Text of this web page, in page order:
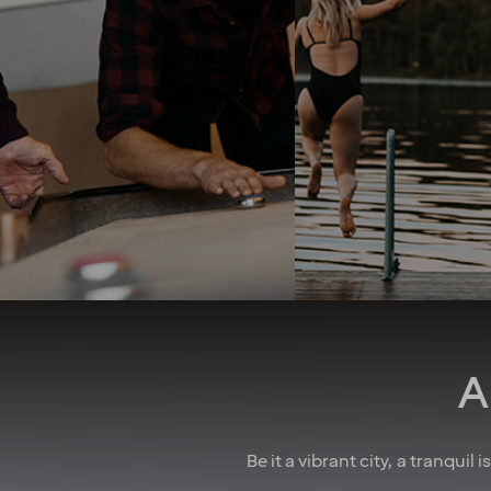
perform your tasks and solve
problems as they arise in the
best way you see fit. A strong
team spirit and family-
feeling foster a culture of
collaboration. And when
there’s something to
celebrate, we make sure to
have some fun! In larger
cities, we also regularly host
after-work events to allow
colleagues to mingle. How
extraordinary experiences
When you work with
take your whole
into consideration.
good job security
collective
insurances, as
parental leave,
wellness
attractive pension
competitive
there for
Be it a vibrant city, a tranquil